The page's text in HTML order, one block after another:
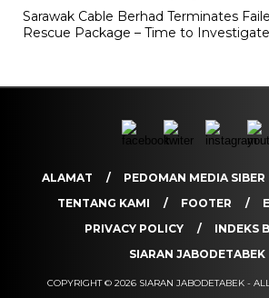
Sarawak Cable Berhad Terminates
Rescue Package – Time to
ALAMAT PEDOMAN MEDIA SIBER
TENTANG KAMI
FOOTER
PRIVACY POLICY
INDEKS
SIARAN JABODETABEK
COPYRIGHT © 2026 SIARAN JABODETABEK -